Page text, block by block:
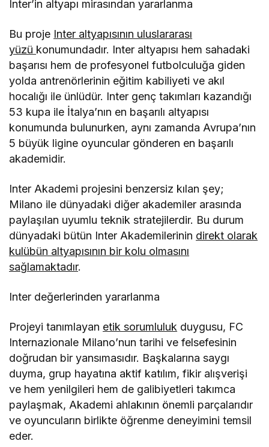
Inter’in altyapı mirasından yararlanma
Bu proje Inter altyapısının uluslararası
yüzü konumundadır. Inter altyapısı hem sahadaki
başarısı hem de profesyonel futbolculuğa giden
yolda antrenörlerinin eğitim kabiliyeti ve akıl
hocalığı ile ünlüdür. Inter genç takımları kazandığı
53 kupa ile İtalya’nın en başarılı altyapısı
konumunda bulunurken, aynı zamanda Avrupa’nın
5 büyük ligine oyuncular gönderen en başarılı
akademidir.
Inter Akademi projesini benzersiz kılan şey;
Milano ile dünyadaki diğer akademiler arasında
paylaşılan uyumlu teknik stratejilerdir. Bu durum
dünyadaki bütün Inter Akademilerinin direkt olarak
kulübün altyapısının bir kolu olmasını
sağlamaktadır.
Inter değerlerinden yararlanma
Projeyi tanımlayan etik sorumluluk duygusu, FC
Internazionale Milano’nun tarihi ve felsefesinin
doğrudan bir yansımasıdır. Başkalarına saygı
duyma, grup hayatına aktif katılım, fikir alışverişi
ve hem yenilgileri hem de galibiyetleri takımca
paylaşmak, Akademi ahlakının önemli parçalarıdır
ve oyuncuların birlikte öğrenme deneyimini temsil
eder.